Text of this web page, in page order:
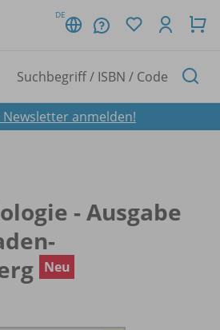
DE
Newsletter anmelden!
- Ausgabe
Neu